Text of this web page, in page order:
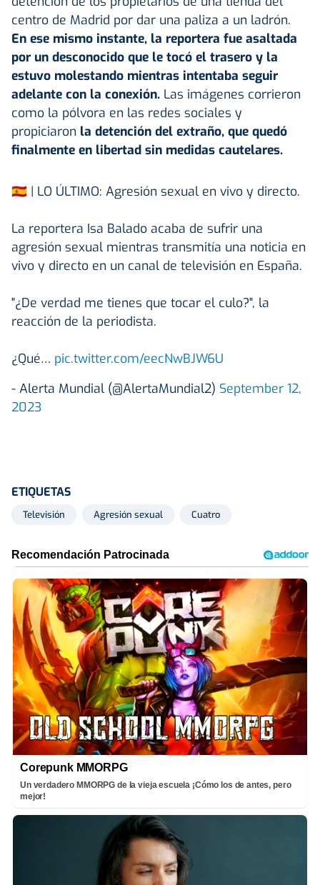
centro de Madrid por dar una paliza a un ladrón.
En ese mismo instante, la reportera fue asaltada
por un desconocido que le tocó el trasero y la
estuvo molestando mientras intentaba seguir
adelante con la conexión. Las imágenes corrieron
como la pólvora en las redes sociales y
propiciaron la detención del extraño, que quedó
finalmente en libertad sin medidas cautelares.
🇪🇦 | LO ÚLTIMO: Agresión sexual en vivo y directo.
La reportera Isa Balado acaba de sufrir una
agresión sexual mientras transmitía una noticia en
vivo y directo en un canal de televisión en España.
"¿De verdad me tienes que tocar el culo?", la
reacción de la periodista.
¿Qué… pic.twitter.com/eecNwBJW6U
- Alerta Mundial (@AlertaMundial2) September 12,
2023
ETIQUETAS
Televisión Agresión sexual Cuatro
Corepunk MMORPG
Un verdadero MMORPG de la vieja escuela ¡Cómo los de antes, pero
mejor!